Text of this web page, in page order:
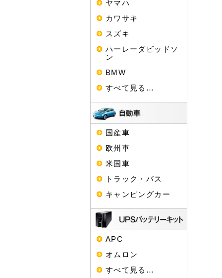
ヤマハ
カワサキ
スズキ
ハーレーダビッドソ
ン
BMW
すべて見る…
国産車
欧州車
米国車
トラック・バス
キャンピングカー
APC
オムロン
すべて見る…